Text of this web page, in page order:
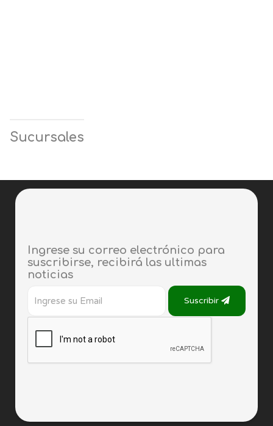
Sucursales
Ingrese su correo electrónico para
suscribirse, recibirá las ultimas
noticias
Suscribir